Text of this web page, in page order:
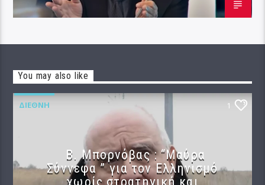
You may also like
ΔΙΕΘΝΉ 1
B. Μπορνόβας : “Μαύρα
Σύννεφα ” για τον Ελληνισμό
χωρίς στρατηγική και